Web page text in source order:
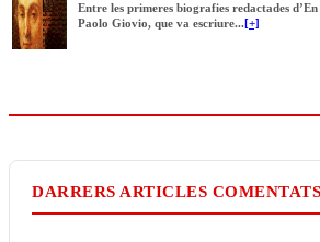
Entre les primeres biografies redactades
Paolo Giovio, que va escriure...[+]
DARRERS ARTICLES COMENTATS